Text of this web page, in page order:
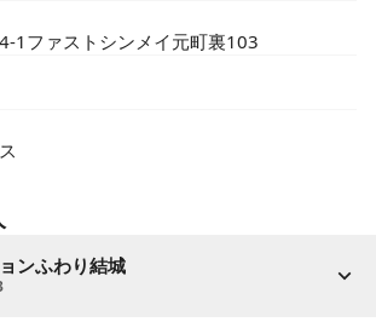
1ファストシンメイ元町裏103
ンふわり結城